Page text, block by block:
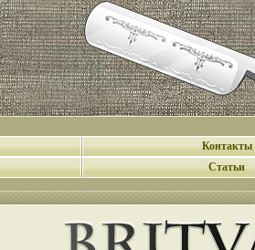
Контакты
Статьи